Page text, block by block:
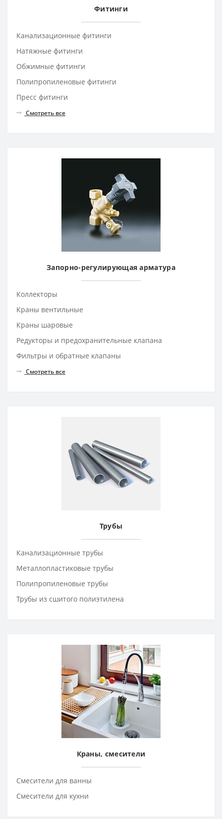
Фитинги
Канализационные фитинги
Натяжные фитинги
Обжимные фитинги
Полипропиленовые фитинги
Пресс фитинги
Смотреть все
Запорно-регулирующая арматура
Коллекторы
Краны вентильные
Краны шаровые
Редукторы и предохранительные клапана
Фильтры и обратные клапаны
Смотреть все
Трубы
Канализационные трубы
Металлопластиковые трубы
Полипропиленовые трубы
Трубы из сшитого полиэтилена
Краны, смесители
Смесители для ванны
Смесители для кухни